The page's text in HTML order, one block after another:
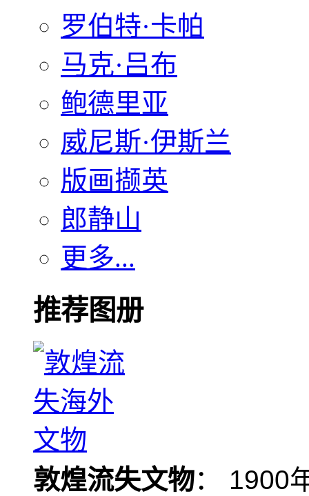
罗伯特·卡帕
马克·吕布
鲍德里亚
威尼斯·伊斯兰
版画撷英
郎静山
更多...
推荐图册
敦煌流失文物： 1900